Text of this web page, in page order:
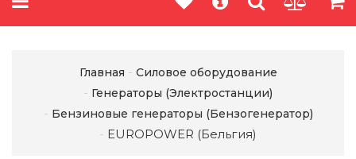
Главная
Силовое оборудование
Генераторы (Электростанции)
Бензиновые генераторы (Бензогенератор)
EUROPOWER (Бельгия)